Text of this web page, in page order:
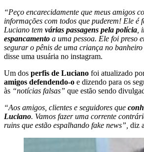
“Peço encarecidamente que meus amigos
informações com todos que puderem! Ele é
Luciano tem várias passagens pela polícia
espancamento a uma pessoa. Ele foi preso
segurar o pênis de uma criança no
disse uma usuária no instagram.
Um dos perfis de Luciano foi atualizado
amigos defendendo-o e dizendo para os
às “notícias falsas” que estão sendo
“Aos amigos, clientes e seguidores que
Luciano. Vamos fazer uma corrente
ruins que estão espalhando fake news”, diz